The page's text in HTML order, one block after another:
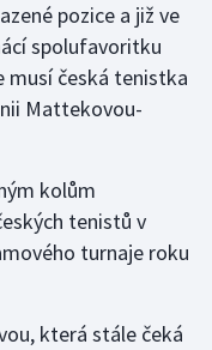
pozice a již ve
spolufavoritku
musí česká tenistka
Mattekovou-
kolům
tenistů v
turnaje roku
která stále čeká